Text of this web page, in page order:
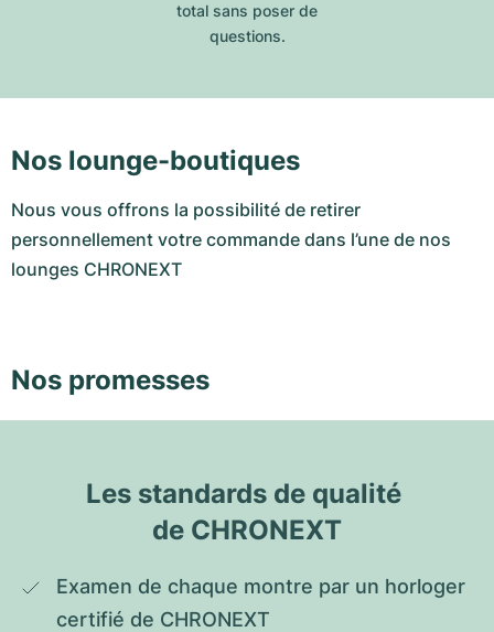
total sans poser de
questions.
Nos lounge-boutiques
Nous vous offrons la possibilité de retirer
personnellement votre commande dans l’une de nos
lounges CHRONEXT
Nos promesses
Les standards de qualité
de CHRONEXT
Examen de chaque montre par un horloger
certifié de CHRONEXT